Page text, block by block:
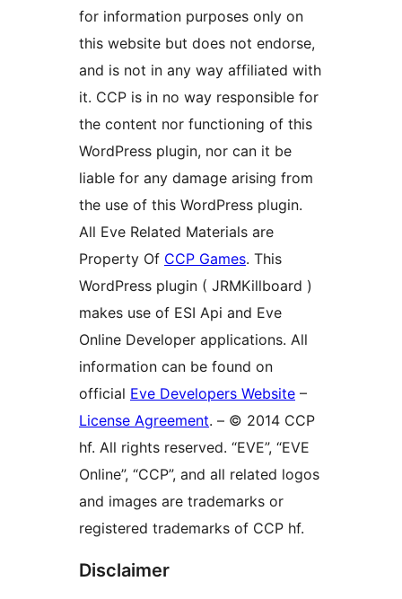
for information purposes only on
this website but does not endorse,
and is not in any way affiliated with
it. CCP is in no way responsible for
the content nor functioning of this
WordPress plugin, nor can it be
liable for any damage arising from
the use of this WordPress plugin.
All Eve Related Materials are
Property Of CCP Games. This
WordPress plugin ( JRMKillboard )
makes use of ESI Api and Eve
Online Developer applications. All
information can be found on
official Eve Developers Website –
License Agreement. – © 2014 CCP
hf. All rights reserved. “EVE”, “EVE
Online”, “CCP”, and all related logos
and images are trademarks or
registered trademarks of CCP hf.
Disclaimer